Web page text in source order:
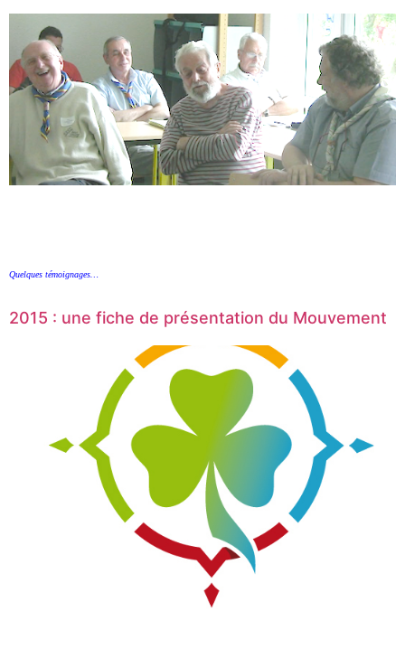
Quelques témoignages…
2015 : une fiche de présentation du Mouvement